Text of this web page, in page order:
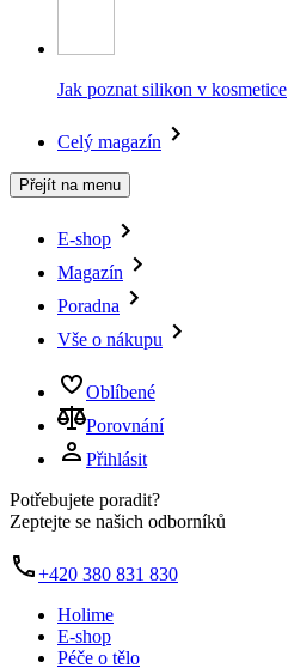
Jak poznat silikon v kosmetice
Celý magazín
Přejít na menu
E-shop
Magazín
Poradna
Vše o nákupu
Oblíbené
Porovnání
Přihlásit
Potřebujete poradit?
Zeptejte se našich odborníků
+420 380 831 830
Holime
E-shop
Péče o tělo